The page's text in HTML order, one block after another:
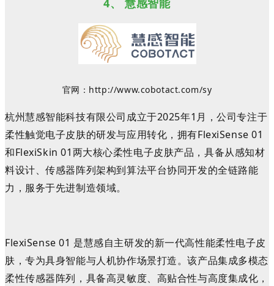
官网： http://www.cobotact.com/sy
杭州慧感智能科技有限公司成立于2025年1月 ，公司专注于
柔性触觉电子皮肤的研发与应用转化， 拥有FlexiSense 01
和FlexiSkin 01两大核心柔性电子皮肤产品，具备从感知材
料设计、传感器阵列架构到算法平台协同开发的全链路能
力，服务于先进制造领域。
FlexiSense 01 是慧感自主研发的新一代高性能柔性电子皮
肤，专为具身智能与人机协作场景打造。该产品集成多模态
柔性传感器阵列，具备高灵敏度、高贴合性与高度集成化，